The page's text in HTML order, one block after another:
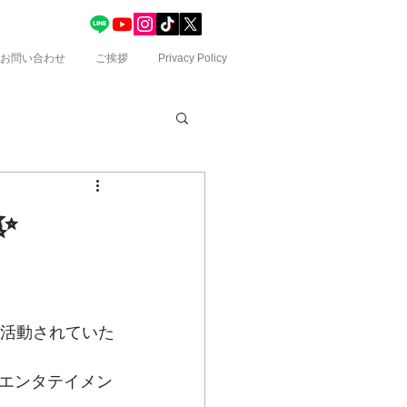
お問い合わせ ご挨拶 Privacy Policy
動されていた
ンタテイメン